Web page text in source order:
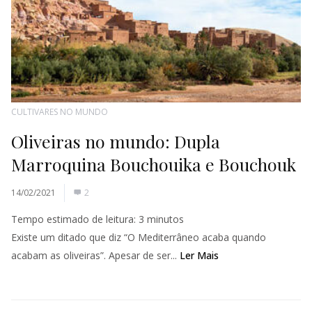
CULTIVARES NO MUNDO
Oliveiras no mundo: Dupla
Marroquina Bouchouika e Bouchouk
14/02/2021 2
Tempo estimado de leitura: 3 minutos
Existe um ditado que diz “O Mediterrâneo acaba quando
acabam as oliveiras”. Apesar de ser... Ler Mais